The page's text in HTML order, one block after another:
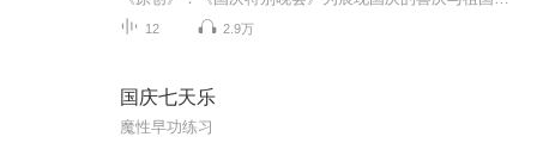
12 2.9万
国庆七天乐
魔性早功练习